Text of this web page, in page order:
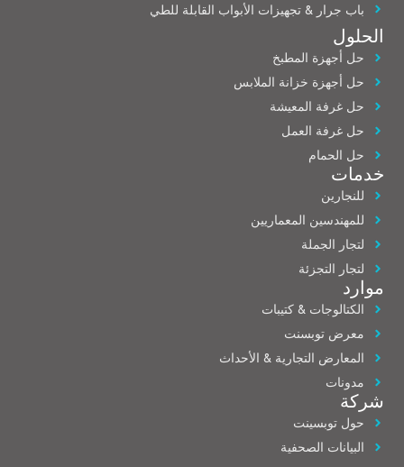
باب جرار & تجهيزات الأبواب القابلة للطي
الحلول
حل أجهزة المطبخ
حل أجهزة خزانة الملابس
حل غرفة المعيشة
حل غرفة العمل
حل الحمام
خدمات
للنجارين
للمهندسين المعماريين
لتجار الجملة
لتجار التجزئة
موارد
الكتالوجات & كتيبات
معرض توبسنت
المعارض التجارية & الأحداث
مدونات
شركة
حول توبسينت
البيانات الصحفية